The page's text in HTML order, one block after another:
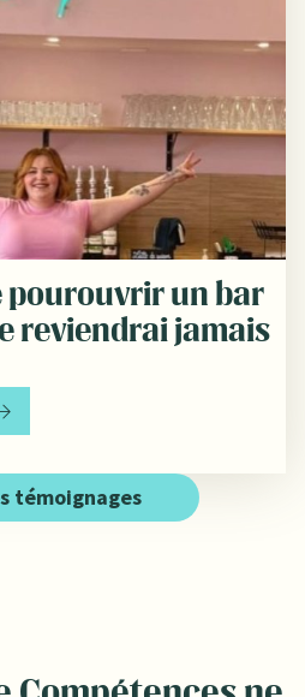
pourouvrir un bar
reviendrai jamais
témoignages